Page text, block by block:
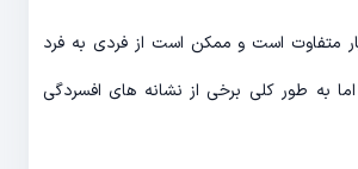
متفاوت است و ممکن است از فردی به فرد
به طور کلی برخی از نشانه های افسردگی